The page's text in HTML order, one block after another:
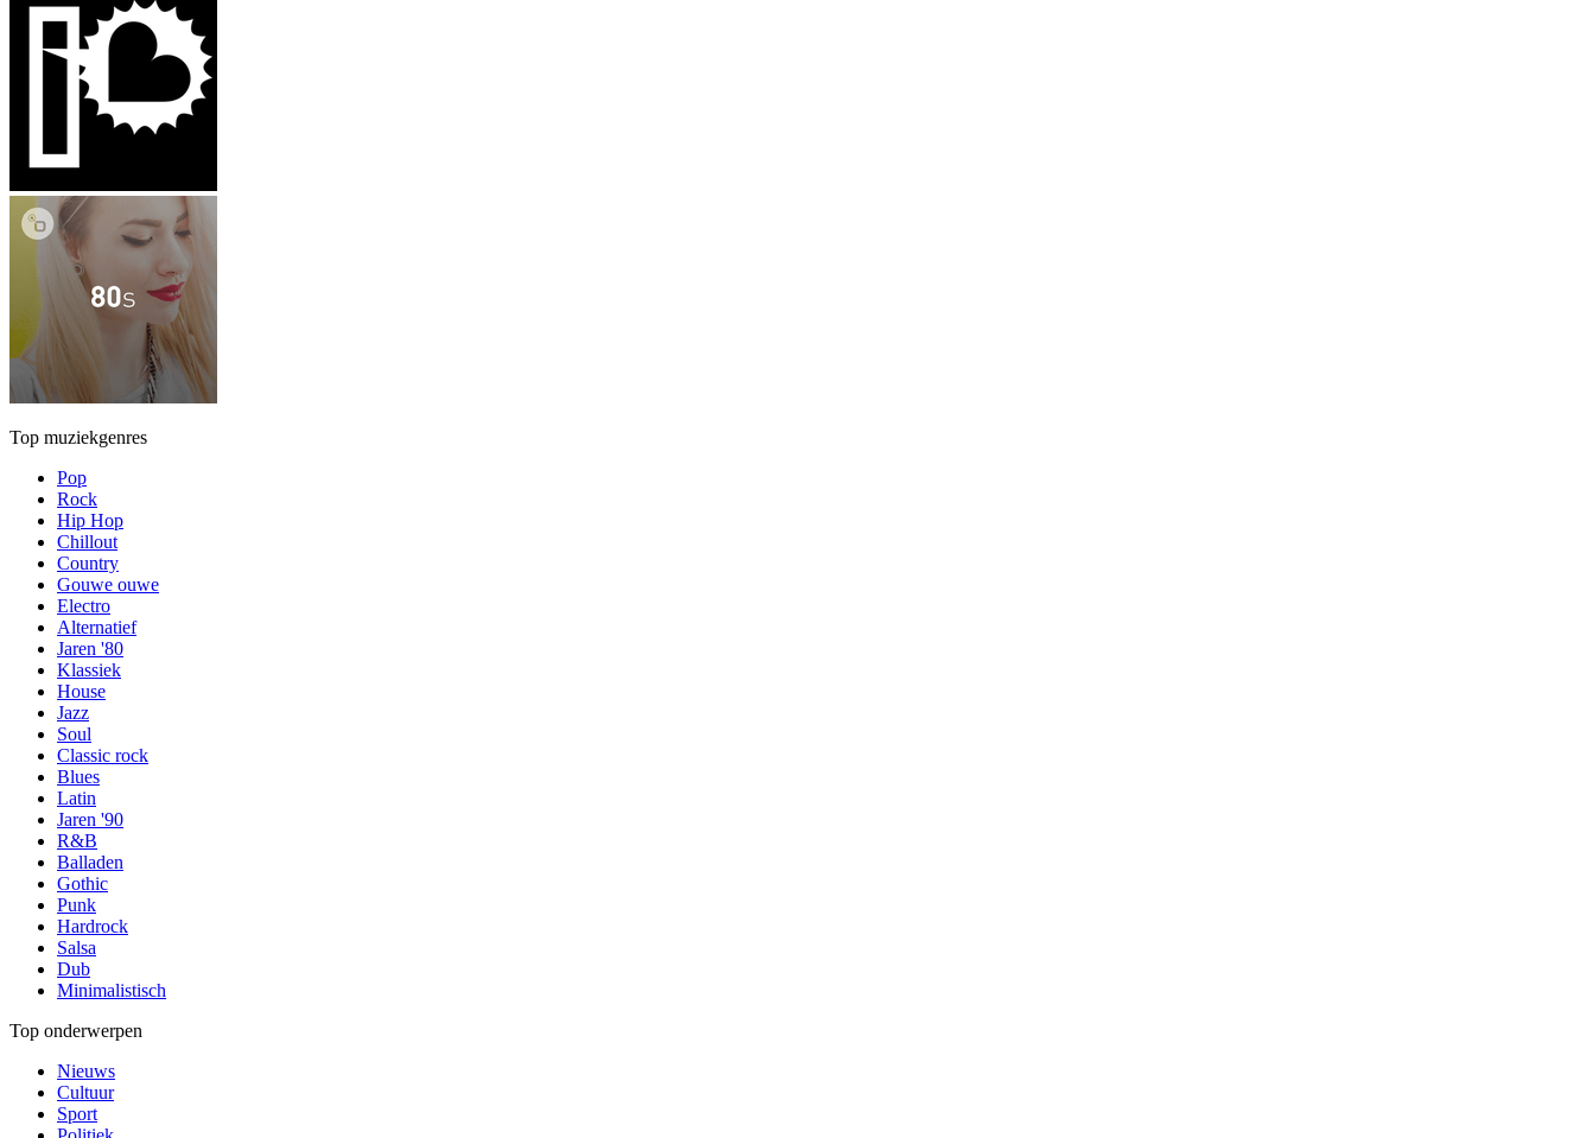
Top muziekgenres
Pop
Rock
Hip Hop
Chillout
Country
Gouwe ouwe
Electro
Alternatief
Jaren '80
Klassiek
House
Jazz
Soul
Classic rock
Blues
Latin
Jaren '90
R&B
Balladen
Gothic
Punk
Hardrock
Salsa
Dub
Minimalistisch
Top onderwerpen
Nieuws
Cultuur
Sport